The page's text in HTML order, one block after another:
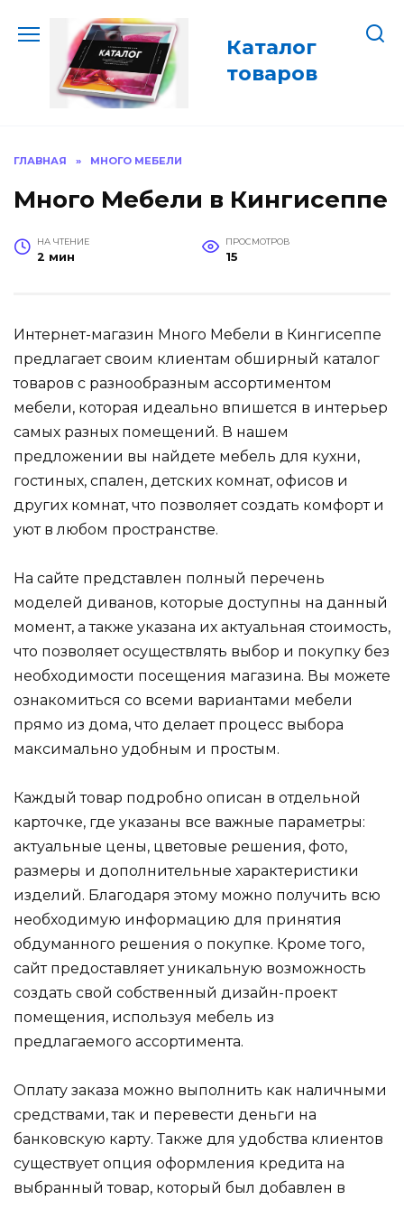
содержанию
Каталог
товаров
ГЛАВНАЯ » МНОГО МЕБЕЛИ
Много Мебели в Кингисеппе
НА ЧТЕНИЕ
2 мин
ПРОСМОТРОВ
15
Интернет-магазин Много Мебели в Кингисеппе
предлагает своим клиентам обширный каталог
товаров с разнообразным ассортиментом
мебели, которая идеально впишется в интерьер
самых разных помещений. В нашем
предложении вы найдете мебель для кухни,
гостиных, спален, детских комнат, офисов и
других комнат, что позволяет создать комфорт и
уют в любом пространстве.
На сайте представлен полный перечень
моделей диванов, которые доступны на данный
момент, а также указана их актуальная стоимость,
что позволяет осуществлять выбор и покупку без
необходимости посещения магазина. Вы можете
ознакомиться со всеми вариантами мебели
прямо из дома, что делает процесс выбора
максимально удобным и простым.
Каждый товар подробно описан в отдельной
карточке, где указаны все важные параметры:
актуальные цены, цветовые решения, фото,
размеры и дополнительные характеристики
изделий. Благодаря этому можно получить всю
необходимую информацию для принятия
обдуманного решения о покупке. Кроме того,
сайт предоставляет уникальную возможность
создать свой собственный дизайн-проект
помещения, используя мебель из
предлагаемого ассортимента.
Оплату заказа можно выполнить как наличными
средствами, так и перевести деньги на
банковскую карту. Также для удобства клиентов
существует опция оформления кредита на
выбранный товар, который был добавлен в